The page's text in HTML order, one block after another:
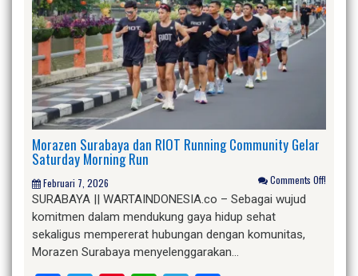
Morazen Surabaya dan RIOT Running Community Gelar
Saturday Morning Run
Februari 7, 2026 Comments Off!
SURABAYA || WARTAINDONESIA.co – Sebagai wujud
komitmen dalam mendukung gaya hidup sehat
sekaligus mempererat hubungan dengan komunitas,
Morazen Surabaya menyelenggarakan…